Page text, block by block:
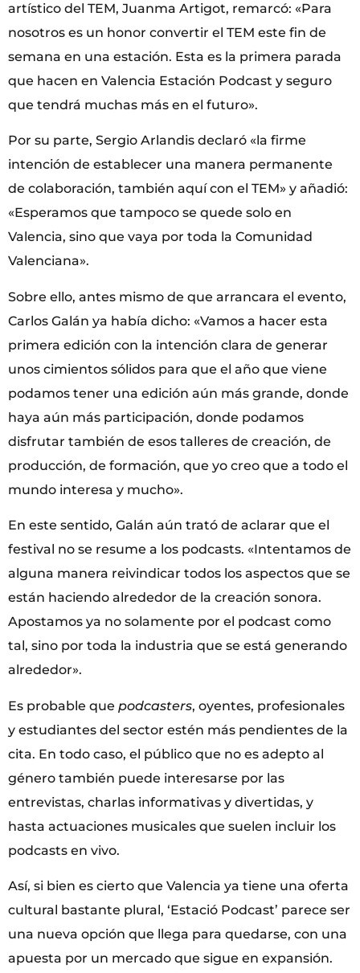
artístico del TEM, Juanma Artigot, remarcó: «Para
nosotros es un honor convertir el TEM este fin de
semana en una estación. Esta es la primera parada
que hacen en Valencia Estación Podcast y seguro
que tendrá muchas más en el futuro».
Por su parte, Sergio Arlandis declaró «la firme
intención de establecer una manera permanente
de colaboración, también aquí con el TEM» y añadió:
«Esperamos que tampoco se quede solo en
Valencia, sino que vaya por toda la Comunidad
Valenciana».
Sobre ello, antes mismo de que arrancara el evento,
Carlos Galán ya había dicho: «Vamos a hacer esta
primera edición con la intención clara de generar
unos cimientos sólidos para que el año que viene
podamos tener una edición aún más grande, donde
haya aún más participación, donde podamos
disfrutar también de esos talleres de creación, de
producción, de formación, que yo creo que a todo el
mundo interesa y mucho».
En este sentido, Galán aún trató de aclarar que el
festival no se resume a los podcasts. «Intentamos de
alguna manera reivindicar todos los aspectos que se
están haciendo alrededor de la creación sonora.
Apostamos ya no solamente por el podcast como
tal, sino por toda la industria que se está generando
alrededor».
Es probable que podcasters, oyentes, profesionales
y estudiantes del sector estén más pendientes de la
cita. En todo caso, el público que no es adepto al
género también puede interesarse por las
entrevistas, charlas informativas y divertidas, y
hasta actuaciones musicales que suelen incluir los
podcasts en vivo.
Así, si bien es cierto que Valencia ya tiene una oferta
cultural bastante plural, ‘Estació Podcast’ parece ser
una nueva opción que llega para quedarse, con una
apuesta por un mercado que sigue en expansión.